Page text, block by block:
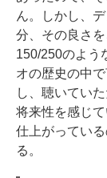
ん。しかし、
分、その良さ
150/250のよう
オの歴史の中
し、聴いてい
将来性を感じ
仕上がってい
る。